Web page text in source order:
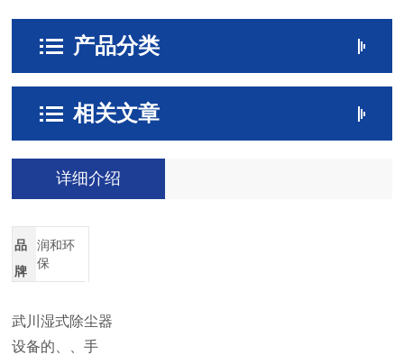
产品分类
相关文章
详细介绍
品
牌
润和环
保
武川湿式除尘器
设备的、、手